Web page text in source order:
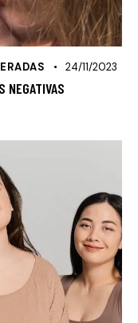
24/11/2023
NEGATIVAS